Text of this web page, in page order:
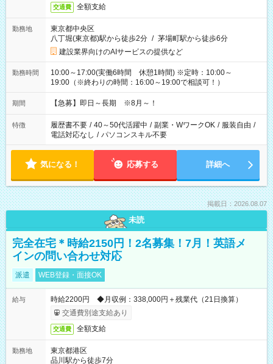
交通費 全額支給
勤務地
東京都中央区
八丁堀(東京都)駅から徒歩2分 / 茅場町駅から徒歩6分
建設業界向けのAIサービスの提供など
勤務時間
10:00～17:00(実働6時間 休憩1時間) ※定時：10:00～
19:00（※終わりの時間：16:00～19:00で相談可！）
期間 【急募】即日～長期 ※8月～！
特徴 履歴書不要 / 40～50代活躍中 / 副業・WワークOK / 服装自由 /
電話対応なし / パソコンスキル不要
気になる！ 応募する 詳細へ
掲載日：2026.08.07
未読
完全在宅＊時給2150円！2名募集！7月！英語メ
インの問い合わせ対応
派遣 WEB登録・面接OK
給与
時給2200円 ◆月収例：338,000円＋残業代（21日換算）
交通費別途支給あり
交通費 全額支給
勤務地
東京都港区
品川駅から徒歩7分